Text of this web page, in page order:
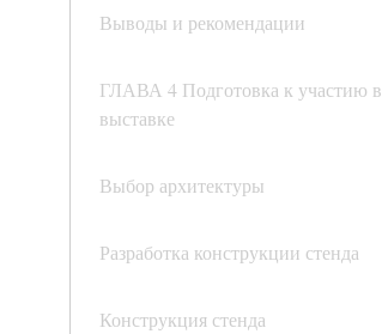
Выводы и рекомендации
ГЛАВА 4 Подготовка к участию в
выставке
Выбор архитектуры
Разработка конструкции стенда
Конструкция стенда